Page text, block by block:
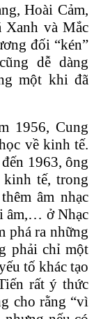
Hoài Cảm,
Xanh và Mắc
đối “kén”
dễ dàng
một khi đã
1956, Cung
về kinh tế.
1963, ông
tế, trong
âm nhạc
âm,… ở Nhạc
phá ra những
phải chỉ một
tố khác tạo
rất ý thức
cho rằng “vì